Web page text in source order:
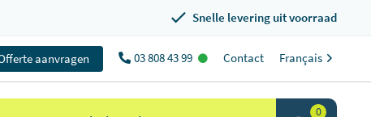
Snelle levering uit voorraad
aanvragen 03 808 43 99 Contact Français
0